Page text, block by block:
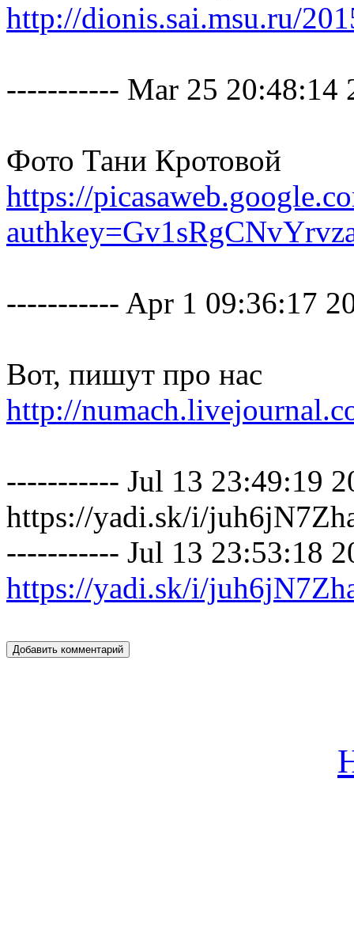
http://dionis.sai.msu.ru/
----------- Mar 25 20:48:14
Фото Тани Кротовой
https://
----------- Apr 1 09:36:17
Вот, пишут про нас
http://
----------- Jul 13 23:49:19
https://yadi.sk/i/
----------- Jul 13 23:53:18
https://yadi.sk/i/